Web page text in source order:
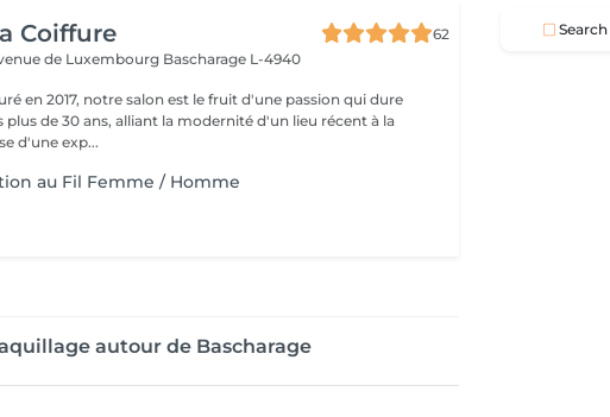
Coiffure
62
de Luxembourg Bascharage L-4940
en 2017, notre salon est le fruit d'une passion qui dure
plus de 30 ans, alliant la modernité d'un lieu récent à la
d'une exp...
au Fil Femme / Homme
autour de Bascharage